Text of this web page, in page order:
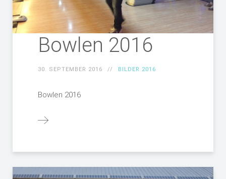
Bowlen 2016
30. SEPTEMBER 2016 BILDER 2016
Bowlen 2016